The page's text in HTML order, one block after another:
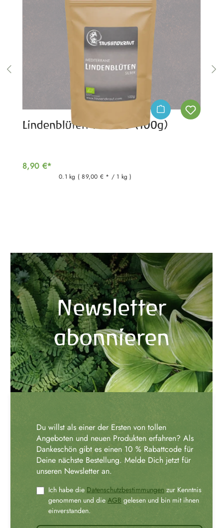
Lindenblüten Tee BIO (100g)
8,90 €*
0.1 kg ( 89,00 € * / 1 kg )
Newsletter
abonnieren
Du willst als einer der Ersten von tollen
Angeboten und neuen Produkten erfahren? Als
Dankeschön gibt es einen 10 % Rabattcode für
Deine nächste Bestellung. Melde Dich jetzt für
unseren Newsletter an.
Ich habe die Datenschutzbestimmungen zur Kenntnis
genommen und die AGB gelesen und bin mit ihnen
einverstanden.